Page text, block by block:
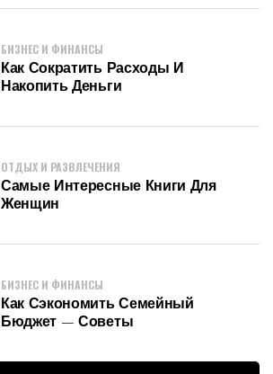
БИЗНЕС И ФИНАНСЫ
Как Сократить Расходы И
Накопить Деньги
ОТДЫХ И РАЗВЛЕЧЕНИЯ
Самые Интересные Книги Для
Женщин
БИЗНЕС И ФИНАНСЫ
Как Сэкономить Семейный
Бюджет — Советы